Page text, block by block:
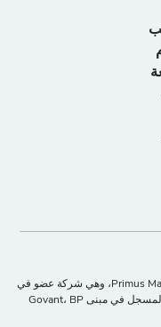
يتم تشغيل هذا الموقع من قبل شركة Primus Markets INTL Ltd، وهي شركة عضو في
مجموعة FXPrimus، برقم تسجيل 14595 والعنوان المسجل في مبنى Govant، BP